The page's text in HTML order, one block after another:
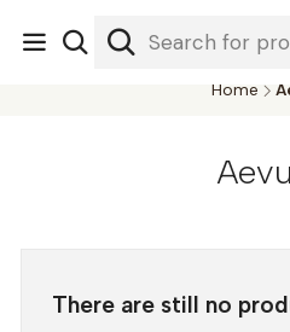
Nuestra librería - Serrano 317 local
#SomospartedelSietch
Home
There are still no